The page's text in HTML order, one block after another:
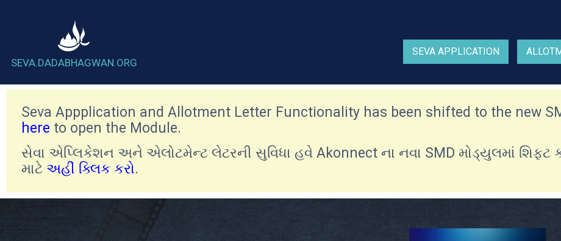
SEVA.DADABHAGWAN.ORG
SEVA APPLICATION
Seva Appplication and Allotment Letter Functionality has been shifted to the new
here to open the Module.
સેવા એપ્લિકેશન અને એલોટમેન્ટ લેટરની સુવિધા હવે Akonnect ના નવા SMD મોડ્યુલમાં
માટે અહીં ક્લિક કરો.